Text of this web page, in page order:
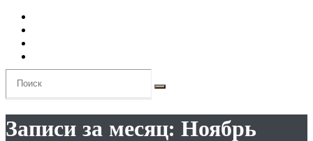
Записи за месяц: Ноябрь